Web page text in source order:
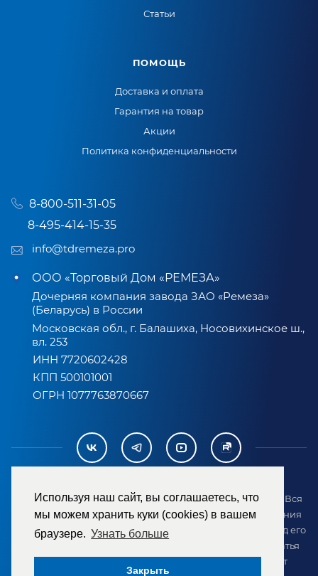
Используя наш сайт, вы соглашаетесь, что
мы можем хранить куки (cookies) в вашем
браузере. Узнать больше
Закрыть
Статьи
ПОМОЩЬ
Доставка и оплата
Гарантия на товар
Акции
Политика конфиденциальности
8-800-511-31-05
8-495-414-15-35
info@tdremeza.pro
ООО «Торговый Дом «РЕМЕЗА»
Дочерняя компания завода ЗАО «Ремеза»
(Беларусь) в России
Московская обл., г. Балашиха, Носовихинское ш.,
вл. 253
ИНН 7720602428
КПП 500101001
ОГРН 1077763870667
2007-2026 © ООО «ТД «РЕМЕЗА». Все права защищены. Вся
информация на сайте размещена в целях предоставления
возможности покупателю ознакомиться с товаром перед его
приобретением и не является публичной офертой (статья
437 ГК РФ). Внешний вид товара может отличаться от